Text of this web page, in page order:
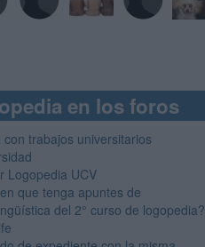
en los foros
con trabajos universitarios
Logopedia UCV
que tenga apuntes de
del 2° curso de logopedia?